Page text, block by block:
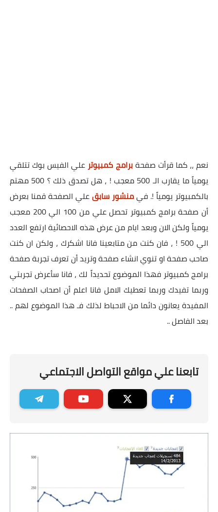
نعم ،، كما قرأت صفحةبرامج كمبيوترعلي الفيس بوك تتلقي
يومياً ما يقارب الـ 500 معجب ! ، هل تصدق ذلك ؟ 500 مهتم
بالكمبيوتر يومياً !. فيمنشور سابقعلي الصفحة قمنا بعرض
أن صفحة برامج كمبيوتر تحصل علي من 100 الي 200 معجب
يومياً ولكن الان وبعد ايام من عرض هذه الاحصائية ارتفع العدد
الي 500 ! ، فان كنت من متابعينا فانا اشكرك ، ولكن ان كنت
صاحب صفحة او تنوي انشاء صفحة وتريد أن تعرف تجربة صفحة
برامج كمبيوتر فهذا الموضوع تحديداً لك ، فانا سأعرض تجربتي
وربما تفيدك وربما تعطيك الامل فانا اعلم أن اصحاب الصفحات
المفيدة يعانون دائما من الاحباط لذلك فـ هذا الموضوع لهم ..
بعد الفاصل ..
تابعنا علي مواقع التواصل الاجتماعي